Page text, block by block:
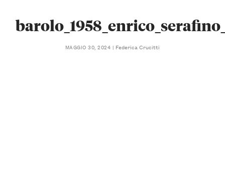
MAGGIO 30, 2024 Federica Crucitti